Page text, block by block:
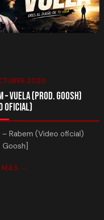
2020
– Vuela (Prod. Goosh)
Oficial)
– Rabem (Video oficial)
Goosh]
MÁS →